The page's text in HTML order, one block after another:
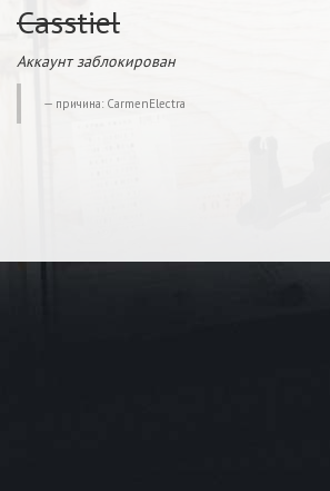
Casstiel
Аккаунт заблокирован
причина: CarmenElectra